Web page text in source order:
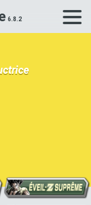
une carte Dokkan